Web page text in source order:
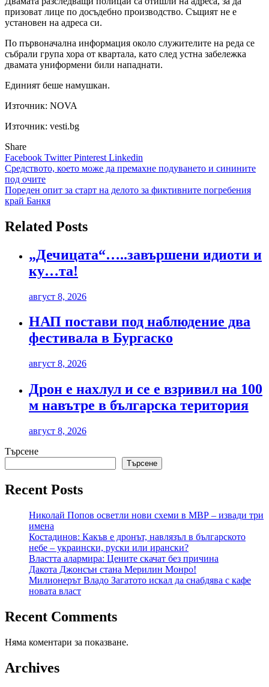
призоват лице по досъдебно производство. Същият не е
установен на адреса си.
По първоначална информация около служителите на реда се
събрали група хора от квартала, като след устна забележка
двамата униформени били нападнати.
Единият беше намушкан.
Източник: NOVA
Източник: vesti.bg
Share
Facebook TwitterPinterest Linkedin
Навигация
Средството, което може да премахне подуването и синините
под очите
Пореден опит за старт на делото за фиктивните погребения
край Банкя
Related Posts
„Дечицата“…..завършени идиоти и
ку…та!
август 8, 2026
НАП постави под наблюдение два
фестивала в Бургаско
август 8, 2026
Дрон е нахлул и се е взривил на 100
м навътре в българска територия
август 8, 2026
Търсене
Търсене
Recent Posts
Николай Попов осветли нови схеми в МВР – извади три
имена
Костадинов: Какъв е дронът, навлязъл в българското
небе – украински, руски или ирански?
Властта алармира: Цените скачат без причина
Дакота Джонсън стана Мерилин Монро!
Милионерът Владо Загатото искал да снабдява с кафе
новата власт
Recent Comments
Няма коментари за показване.
Archives